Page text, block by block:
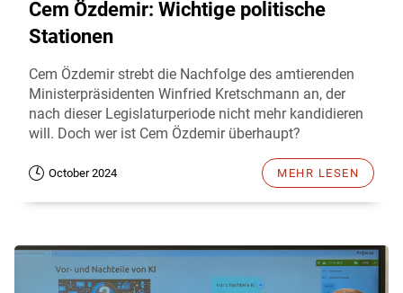
Cem Özdemir: Wichtige politische
Stationen
Cem Özdemir strebt die Nachfolge des amtierenden
Ministerpräsidenten Winfried Kretschmann an, der
nach dieser Legislaturperiode nicht mehr kandidieren
will. Doch wer ist Cem Özdemir überhaupt?
October 2024 MEHR LESEN